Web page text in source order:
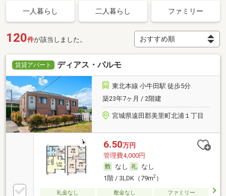
一人暮らし 二人暮らし ファミリー
120件が該当しました。
賃貸アパート ディアス・パルモ
東北本線 小牛田駅 徒歩5分
築23年7ヶ月 / 2階建
宮城県遠田郡美里町北浦１丁目
6.50万円
管理費4,000円
なし
なし
1階 / 3LDK（79m2）
礼金なし 敷金なし
ファミリー